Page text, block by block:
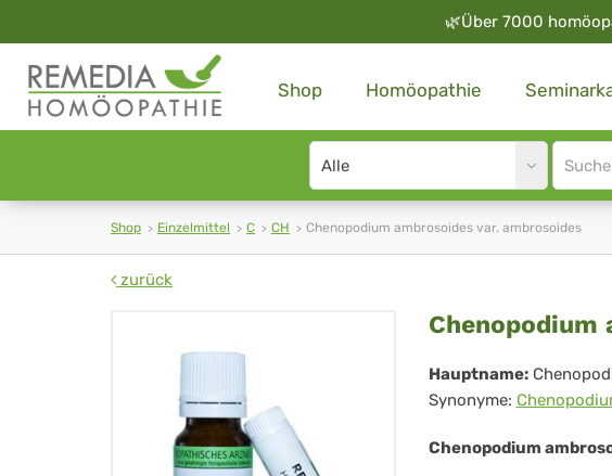
🌿Über 7000
Shop Homöopathie
Search
type
Site
search
Shop Einzelmittel C CH Chenopodium ambrosoides var. ambrosoides
zurück
var.
Chenopodium
Hauptname:
Synonyme:
Chenopodium